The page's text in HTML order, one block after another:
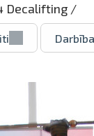
Decalifting/